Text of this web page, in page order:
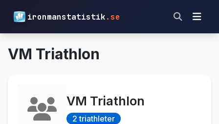
ironmanstatistik.se
VM Triathlon
VM Triathlon
2 triathleter